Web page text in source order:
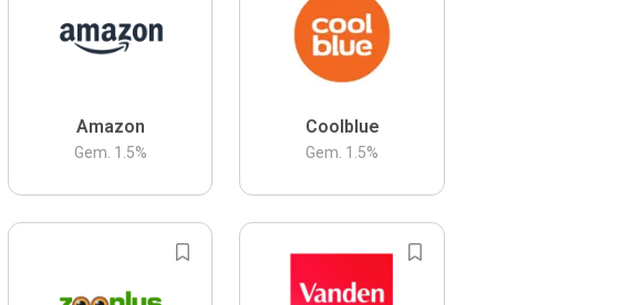
Amazon
Gem. 1.5%
Coolblue
Gem. 1.5%